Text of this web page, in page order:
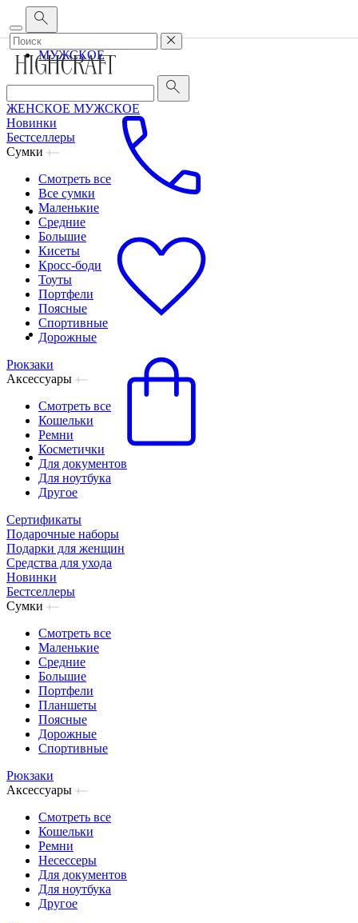
Корпоративным клиентам
ЖЕНСКОЕ
МУЖСКОЕ
ЖЕНСКОЕ МУЖСКОЕ
Новинки
Бестселлеры
Сумки
Смотреть все
Все сумки
Маленькие
Средние
Большие
Кисеты
Кросс-боди
Тоуты
Портфели
Поясные
Спортивные
Дорожные
Рюкзаки
Аксессуары
Смотреть все
Кошельки
Ремни
Косметички
Для документов
Для ноутбука
Другое
Сертификаты
Подарочные наборы
Подарки для женщин
Средства для ухода
Новинки
Бестселлеры
Сумки
Смотреть все
Маленькие
Средние
Большие
Портфели
Планшеты
Поясные
Дорожные
Спортивные
Рюкзаки
Аксессуары
Смотреть все
Кошельки
Ремни
Несессеры
Для документов
Для ноутбука
Другое